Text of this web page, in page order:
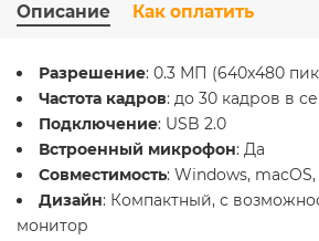
Описание Как оплатить
Разрешение: 0.3 МП (640x480
Частота кадров: до 30 кадров в
Подключение: USB 2.0
Встроенный микрофон: Да
Совместимость: Windows,
Дизайн: Компактный, с
монитор